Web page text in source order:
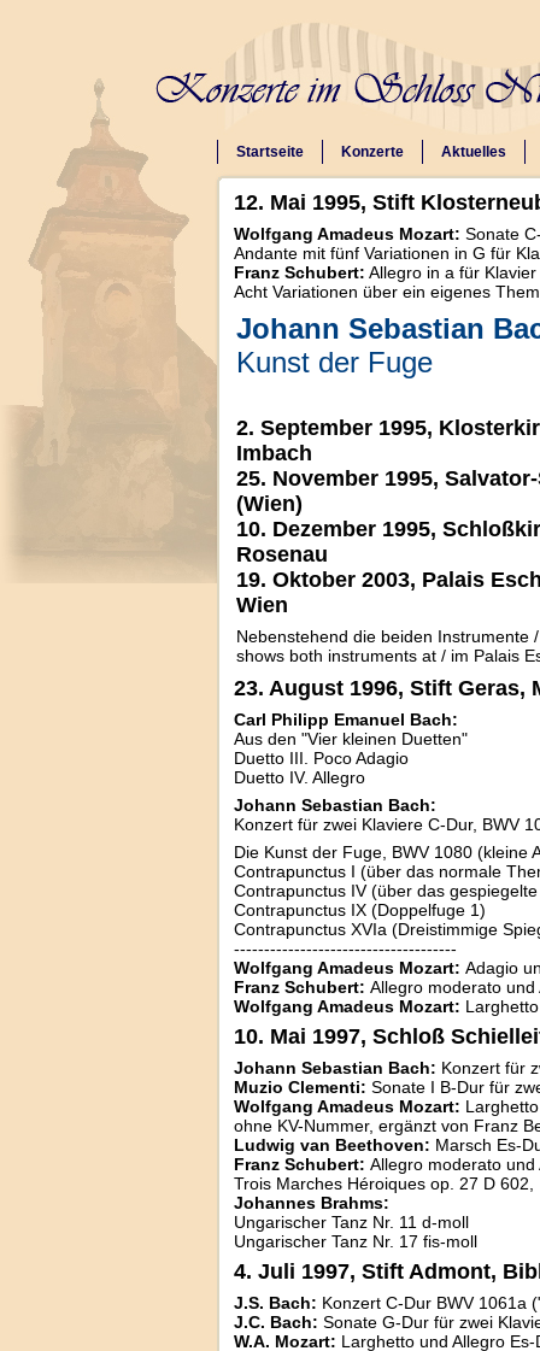
Startseite Konzerte Aktuelles
12. Mai 1995, Stift
Wolfgang Amadeus Mozart: Sonate
Andante mit fünf Variationen in G für
Franz Schubert: Allegro in a für
Acht Variationen über ein eigenes
Johann Sebastian
Kunst der Fuge
2. September 1995,
Imbach
25. November 1995,
(Wien)
10. Dezember 1995,
Rosenau
19. Oktober 2003, Palais
Wien
Nebenstehend die beiden Instrumente
shows both instruments at / im Palais
23. August 1996, Stift Geras,
Carl Philipp Emanuel Bach:
Aus den "Vier kleinen Duetten"
Duetto III. Poco Adagio
Duetto IV. Allegro
Johann Sebastian Bach:
Konzert für zwei Klaviere C-Dur, BWV
Die Kunst der Fuge, BWV 1080 (kleine
Contrapunctus I (über das normale
Contrapunctus IV (über das
Contrapunctus IX (Doppelfuge 1)
Contrapunctus XVIa (Dreistimmige
-------------------------------------
Wolfgang Amadeus Mozart: Adagio
Franz Schubert: Allegro moderato und
Wolfgang Amadeus Mozart:
10. Mai 1997, Schloß
Johann Sebastian Bach: Konzert für
Muzio Clementi: Sonate I B-Dur für
Wolfgang Amadeus Mozart:
ohne KV-Nummer, ergänzt von Franz
Ludwig van Beethoven: Marsch Es-
Franz Schubert: Allegro moderato
Trois Marches Héroiques op. 27 D 602,
Johannes Brahms:
Ungarischer Tanz Nr. 11 d-moll
Ungarischer Tanz Nr. 17 fis-moll
4. Juli 1997, Stift Admont,
J.S. Bach: Konzert C-Dur BWV 1061a
J.C. Bach: Sonate G-Dur für zwei
W.A. Mozart: Larghetto und Allegro Es-